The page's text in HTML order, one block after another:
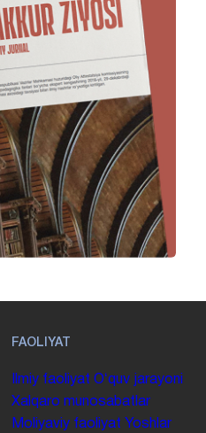
FAOLIYAT
Ilmiy faoliyat Oʻquv jarayoni
Xalqaro munosabatlar
Moliyaviy faoliyat Yoshlar